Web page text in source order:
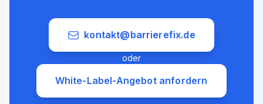
kontakt@barrierefix.de
oder
White-Label-Angebot anfordern